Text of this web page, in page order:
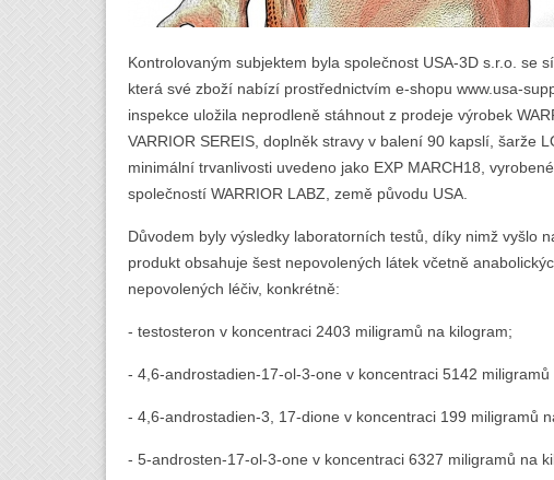
Kontrolovaným subjektem byla společnost USA-3D s.r.o. se
která své zboží nabízí prostřednictvím e-shopu www.usa-
inspekce uložila neprodleně stáhnout z prodeje výrobek
VARRIOR SEREIS, doplněk stravy v balení 90 kapslí, šarže
minimální trvanlivosti uvedeno jako EXP MARCH18,
společností WARRIOR LABZ, země původu USA.
Důvodem byly výsledky laboratorních testů, díky nimž vyšlo
produkt obsahuje šest nepovolených látek včetně
nepovolených léčiv, konkrétně:
- testosteron v koncentraci 2403 miligramů na kilogram;
- 4,6-androstadien-17-ol-3-one v koncentraci 5142 miligramů
- 4,6-androstadien-3, 17-dione v koncentraci 199 miligramů
- 5-androsten-17-ol-3-one v koncentraci 6327 miligramů na